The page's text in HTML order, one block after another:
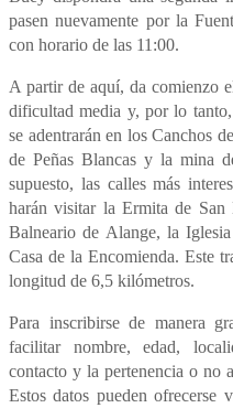
pasen nuevamente por la
con horario de las 11:00.
A partir de aquí, da comienzo
dificultad media y, por lo
se adentrarán en los Canchos
de Peñas Blancas y la mina
supuesto, las calles más
harán visitar la Ermita de
Balneario de Alange, la
Casa de la Encomienda. Este
longitud de 6,5 kilómetros.
Para inscribirse de manera
facilitar nombre, edad,
contacto y la pertenencia o no
Estos datos pueden ofrecerse